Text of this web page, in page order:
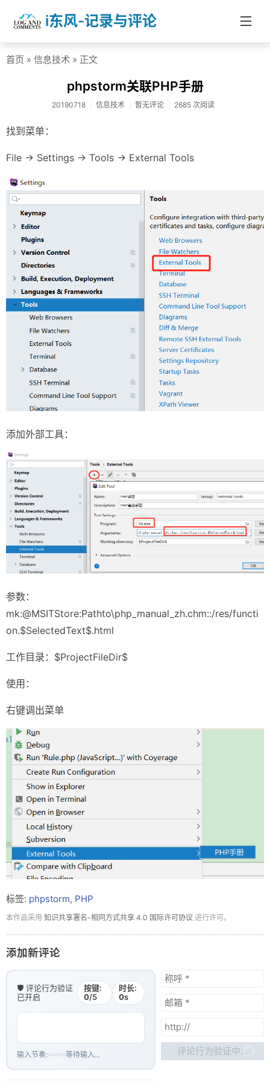
i东风-记录与评论
分类
医药健康
投资理财
About
首页 » 信息技术 » 正文
phpstorm关联PHP手册
20190718 信息技术 暂无评论 2685 次阅读
找到菜单：
File -> Settings -> Tools -> External Tools
添加外部工具：
参数：
mk:@MSITStore:Pathto\php_manual_zh.chm::/res/functi
on.$SelectedText$.html
工作目录：$ProjectFileDir$
使用：
右键调出菜单
标签: phpstorm, PHP
本作品采用 知识共享署名-相同方式共享 4.0 国际许可协议 进行许可。
添加新评论
🛡️ 评论行为验证
已开启
按键:
0/5
时长:
0s
输入节奏: 等待输入... 评论行为验证中...